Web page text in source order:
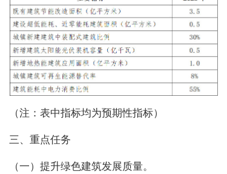
（注：表中指标均为预期性指标）
三、重点任务
（一）提升绿色建筑发展质量。